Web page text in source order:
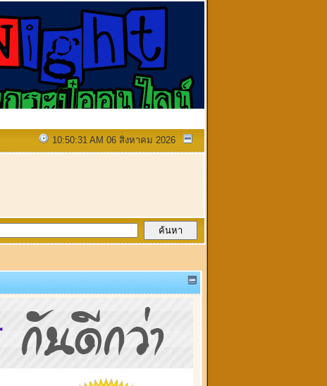
10:50:31 AM 06 สิงหาคม 2026